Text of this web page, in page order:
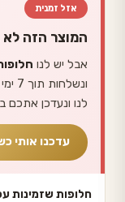
אזל זמנית
המוצר הזה לא
אבל יש לנו
לנו ונעדכן אתכם
עדכנו אותי
חלופות שזמינות